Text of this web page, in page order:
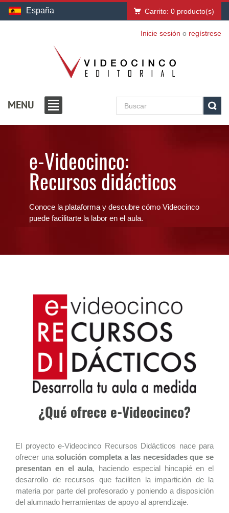
España Carrito: 0 producto(s)
Inicie sesión o regístrese
MENU
e-Videocinco:
Recursos didácticos
Conoce la plataforma y descubre cómo Videocinco
puede facilitarte la labor en el aula.
¿Qué ofrece e-Videocinco?
El proyecto e-Videocinco Recursos Didácticos nace para
ofrecer unasolución completa a las necesidades que se
presentan en el aula, haciendo especial hincapié en el
desarrollo de recursos que faciliten la impartición de la
materia por parte del profesorado y poniendo a disposición
del alumnado herramientas de apoyo al aprendizaje.